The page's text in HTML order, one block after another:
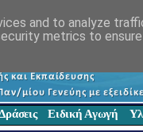
Ειδική Αγωγή
and to analyze
metrics to